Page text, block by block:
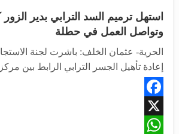
استهل ترميم السد الترابي بدير
وتواصل العمل في حطلة
الحرية- عثمان الخلف: باشرت لجنة
إعادة تأهيل الجسر الترابي الرابط بين
Facebook
X